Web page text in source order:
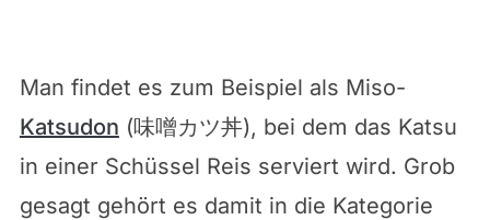
Man findet es zum Beispiel als Miso-
Katsudon (味噌カツ丼), bei dem das Katsu
in einer Schüssel Reis serviert wird. Grob
gesagt gehört es damit in die Kategorie